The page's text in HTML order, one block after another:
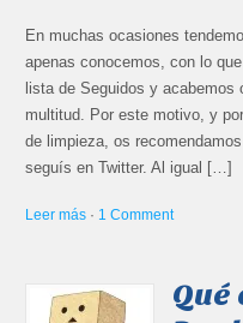
En muchas ocasiones
apenas conocemos, con lo
lista de Seguidos y
multitud. Por este motivo, y
de limpieza, os
seguís en Twitter. Al igual […]
Leer más · 1 Comment
Qué